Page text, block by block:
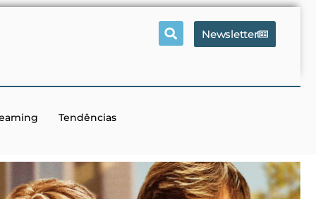
Newsletter
Tendências